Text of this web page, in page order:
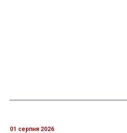
01 серпня 2026